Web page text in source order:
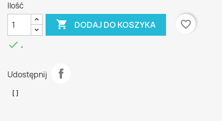
Ilość
 DODAJ DO KOSZYKA
favorite_border
 .
Udostępnij